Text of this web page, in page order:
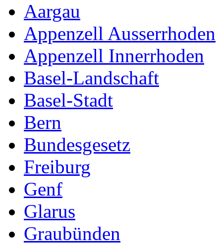
Aargau
Appenzell Ausserrhoden
Appenzell Innerrhoden
Basel-Landschaft
Basel-Stadt
Bern
Bundesgesetz
Freiburg
Genf
Glarus
Graubünden